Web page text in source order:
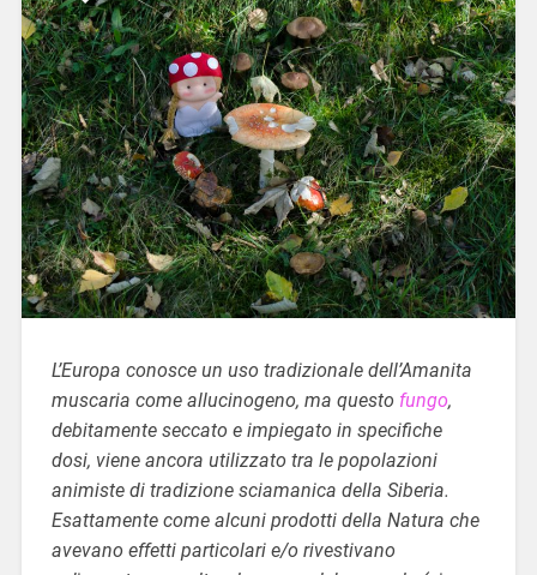
L’Europa conosce un uso tradizionale dell’Amanita
muscaria come allucinogeno, ma questo fungo,
debitamente seccato e impiegato in specifiche
dosi, viene ancora utilizzato tra le popolazioni
animiste di tradizione sciamanica della Siberia.
Esattamente come alcuni prodotti della Natura che
avevano effetti particolari e/o rivestivano